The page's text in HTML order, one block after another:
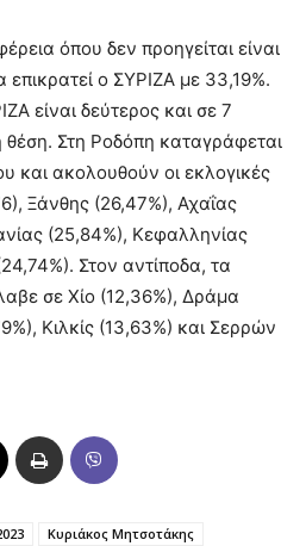
όπου δεν προηγείται είναι
ο ΣΥΡΙΖΑ με 33,19%.
είναι δεύτερος και σε 7
θέση. Στη Ροδόπη καταγράφεται
και ακολουθούν οι εκλογικές
Ξάνθης (26,47%), Αχαΐας
(25,84%), Κεφαλληνίας
Στον αντίποδα, τα
σε Χίο (12,36%), Δράμα
Κιλκίς (13,63%) και Σερρών
Κυριάκος Μητσοτάκης